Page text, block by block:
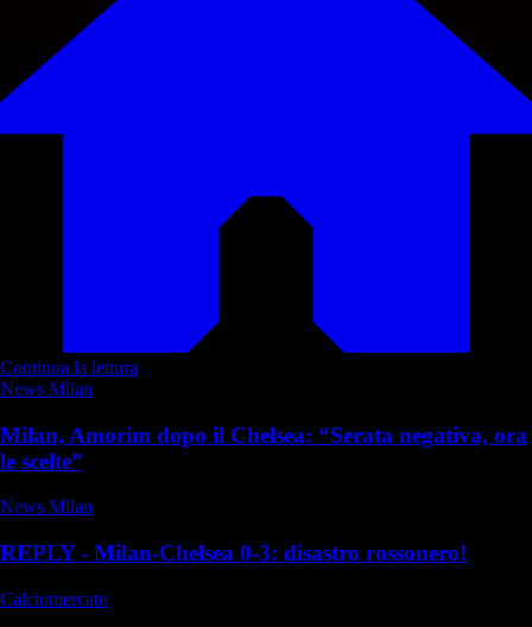
Continua la lettura
News Milan
Milan, Amorim dopo il Chelsea: “Serata negativa, ora
le scelte”
News Milan
REPLY - Milan-Chelsea 0-3: disastro rossonero!
Calciomercato